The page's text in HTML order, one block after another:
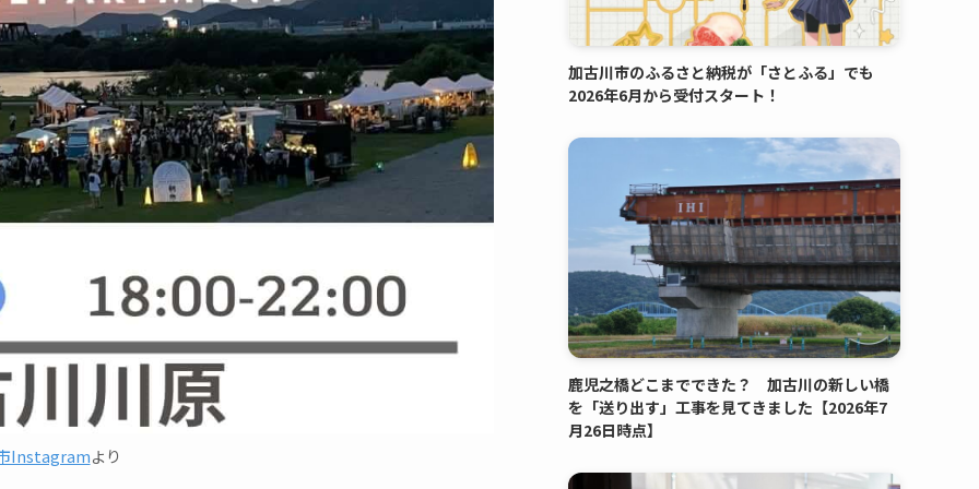
Instagramより
加古川市のふるさと納税が「さとふる」でも
2026年6月から受付スタート！
鹿児之橋どこまでできた？ 加古川の新しい橋
を「送り出す」工事を見てきました【2026年7
月26日時点】